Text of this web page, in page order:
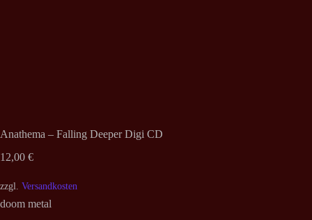
Anathema – Falling Deeper Digi CD
12,00 €
zzgl. Versandkosten
doom metal